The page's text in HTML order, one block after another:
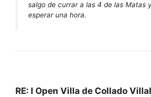
salgo de currar a las 4 de las Matas
esperar una hora.
RE: I Open Villa de Collado